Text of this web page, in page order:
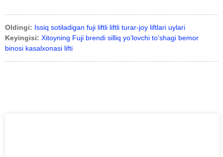
Oldingi: Issiq sotiladigan fuji liftli liftli turar-joy liftlari uylari
Keyingisi: Xitoyning Fuji brendi silliq yo'lovchi to'shagi bemor
binosi kasalxonasi lifti